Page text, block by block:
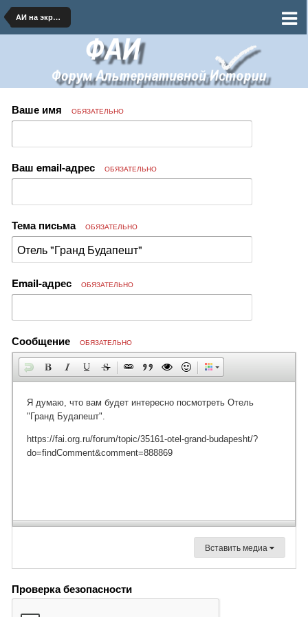
АИ на экране
Ваше имя ОБЯЗАТЕЛЬНО
Ваш email-адрес ОБЯЗАТЕЛЬНО
Тема письма ОБЯЗАТЕЛЬНО
Email-адрес ОБЯЗАТЕЛЬНО
Сообщение ОБЯЗАТЕЛЬНО
Вставить медиа
Проверка безопасности